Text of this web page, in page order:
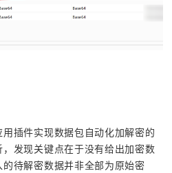
用插件实现数据包自动化加解密的
发现关键点在于没有给出加密数
待解密数据并非全部为原始密